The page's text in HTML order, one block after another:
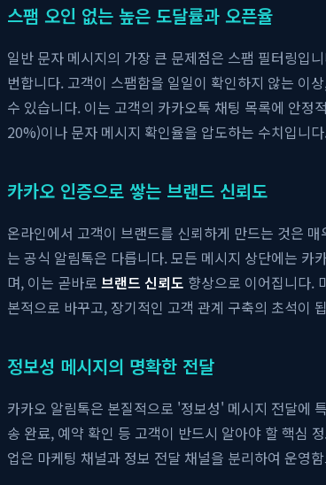
스팸 오인 없는 높은 도달률과 오픈율
일반 문자 메시지의 가장 큰 문제점은 스팸 필터링입
번합니다. 고객이 스팸함을 일일이 확인하지 않는 이
수 있습니다. 이는 고객의 카카오톡 채팅 목록에 안
20%)이나 문자 메시지 확인율을 압도하는 수치입니
카카오 인증으로 쌓는 브랜드 신뢰도
온라인에서 고객이 브랜드를 신뢰하게 만드는 것은
는 공식 알림톡은 다릅니다. 모든 메시지 상단에는
며, 이는 곧바로 브랜드 신뢰도 향상으로 이어집니다.
본적으로 바꾸고, 장기적인 고객 관계 구축의 초석이
정보성 메시지의 명확한 전달
카카오 알림톡은 본질적으로 '정보성' 메시지 전달에
송 완료, 예약 확인 등 고객이 반드시 알아야 할 핵심
업은 마케팅 채널과 정보 전달 채널을 분리하여 운영